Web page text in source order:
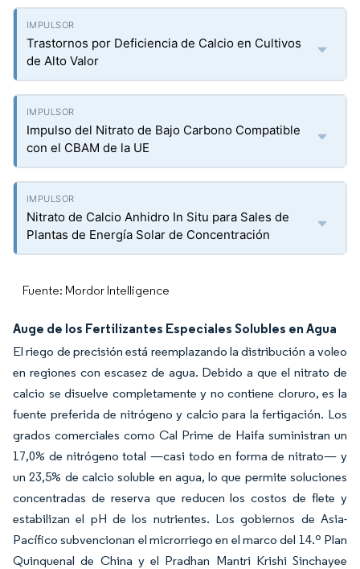
Trastornos por Deficiencia de Calcio en Cultivos
de Alto Valor
Impulso del Nitrato de Bajo Carbono Compatible
con el CBAM de la UE
Nitrato de Calcio Anhidro In Situ para Sales de
Plantas de Energía Solar de Concentración
Fuente: Mordor Intelligence
Auge de los Fertilizantes Especiales Solubles en Agua
El riego de precisión está reemplazando la distribución a voleo
en regiones con escasez de agua. Debido a que el nitrato de
calcio se disuelve completamente y no contiene cloruro, es la
fuente preferida de nitrógeno y calcio para la fertigación. Los
grados comerciales como Cal Prime de Haifa suministran un
17,0% de nitrógeno total —casi todo en forma de nitrato— y
un 23,5% de calcio soluble en agua, lo que permite soluciones
concentradas de reserva que reducen los costos de flete y
estabilizan el pH de los nutrientes. Los gobiernos de Asia-
Pacífico subvencionan el microrriego en el marco del 14.º Plan
Quinquenal de China y el Pradhan Mantri Krishi Sinchayee